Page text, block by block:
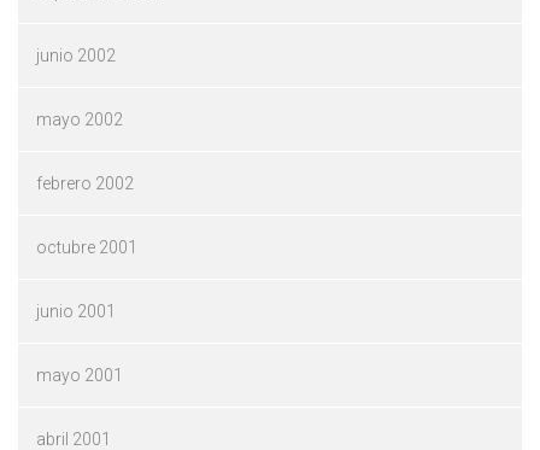
junio 2002
mayo 2002
febrero 2002
octubre 2001
junio 2001
mayo 2001
abril 2001